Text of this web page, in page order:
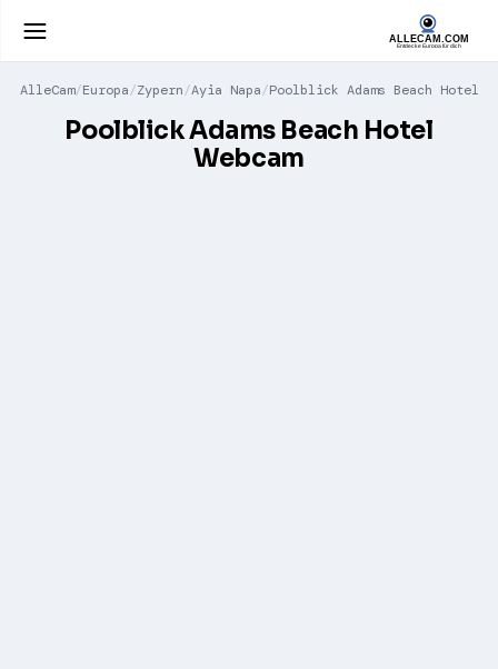
AlleCam Europa Zypern Ayia Napa Poolblick Adams Beach Hotel
Poolblick Adams Beach Hotel
Webcam